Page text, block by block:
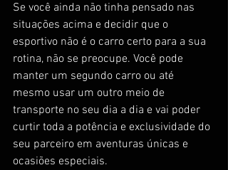
Se você ainda não tinha pensado nas
situações acima e decidir que o
esportivo não é o carro certo para a sua
rotina, não se preocupe. Você pode
manter um segundo carro ou até
mesmo usar um outro meio de
transporte no seu dia a dia e vai poder
curtir toda a potência e exclusividade do
seu parceiro em aventuras únicas e
ocasiões especiais.